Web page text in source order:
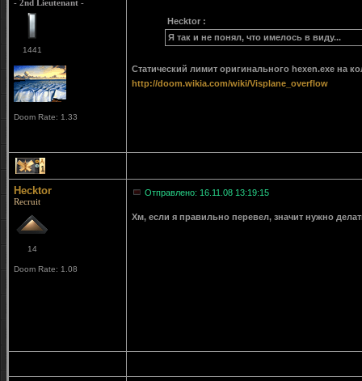
- 2nd Lieutenant -
1441
Doom Rate: 1.33
Hecktor :
Я так и не понял, что имелось в виду...
Статический лимит оригинального hexen.exe на
http://doom.wikia.com/wiki/Visplane_overflow
1
Hecktor
Recruit
14
Doom Rate: 1.08
Отправлено: 16.11.08 13:19:15
Хм, если я правильно перевел, значит нужно